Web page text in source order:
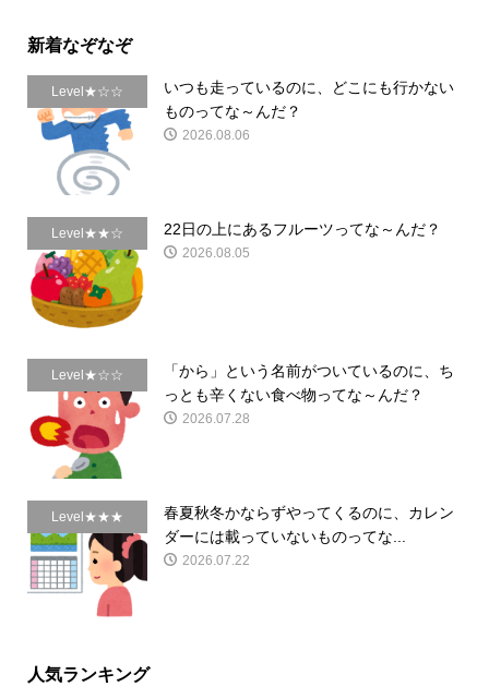
新着なぞなぞ
Level★☆☆
いつも走っているのに、どこにも行かない
ものってな～んだ？
2026.08.06
Level★★☆ 22日の上にあるフルーツってな～んだ？
2026.08.05
Level★☆☆
「から」という名前がついているのに、ち
っとも辛くない食べ物ってな～んだ？
2026.07.28
Level★★★
春夏秋冬かならずやってくるのに、カレン
ダーには載っていないものってな...
2026.07.22
人気ランキング